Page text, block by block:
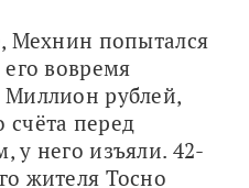
Мехнин попытался
вовремя
Миллион рублей,
перед
у него изъяли. 42-
жителя Тосно